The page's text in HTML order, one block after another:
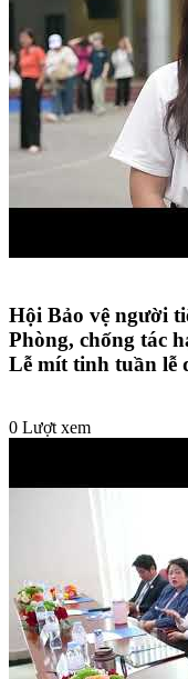
Hội Bảo vệ người
Phòng, chống tác
Lễ mít tinh tuần lễ
0 Lượt xem